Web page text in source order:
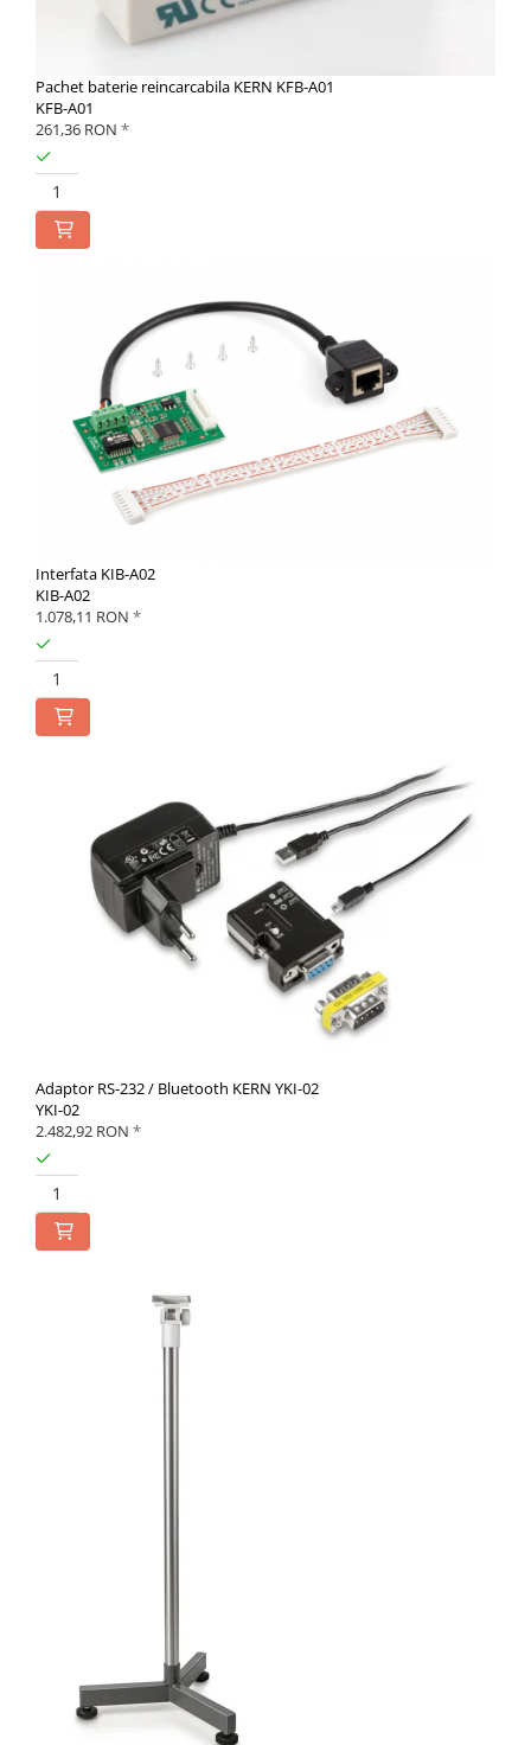
Pachet baterie reincarcabila KERN KFB-A01
KFB-A01
261,36 RON *
Interfata KIB-A02
KIB-A02
1.078,11 RON *
Adaptor RS-232 / Bluetooth KERN YKI-02
YKI-02
2.482,92 RON *